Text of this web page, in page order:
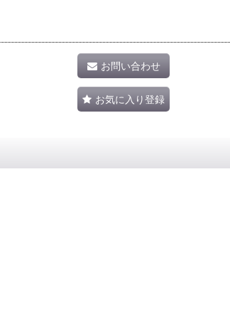
お問い合わせ
お気に入り登録